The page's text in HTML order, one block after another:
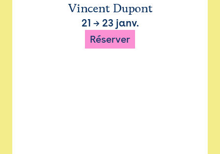
Vincent Dupont
21 → 23 janv.
Réserver